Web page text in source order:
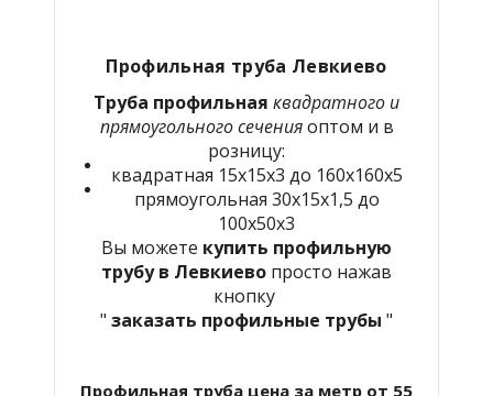
Профильная труба Левкиево
Труба профильная квадратного и
прямоугольного сеченияоптом и в
розницу:
квадратная 15х15х3 до 160х160х5
прямоугольная 30х15х1,5 до
100х50х3
Вы можете купить профильную
трубу в Левкиево просто нажав
кнопку
" заказать профильные трубы "
Профильная труба цена за метр от 55